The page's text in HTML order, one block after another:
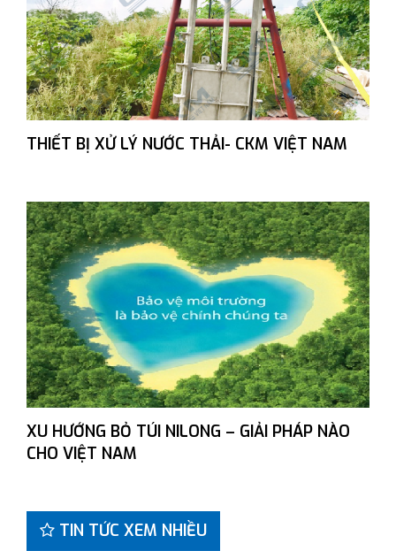
THIẾT BỊ XỬ LÝ NƯỚC THẢI- CKM VIỆT NAM
XU HƯỚNG BỎ TÚI NILONG – GIẢI PHÁP NÀO
CHO VIỆT NAM
TIN TỨC XEM NHIỀU